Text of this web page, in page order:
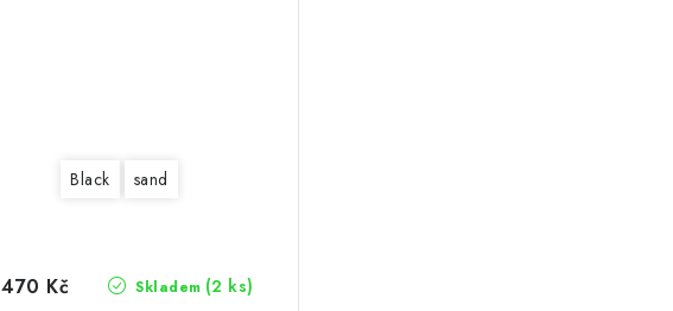
Black sand
Skladem (2 ks)
470 Kč